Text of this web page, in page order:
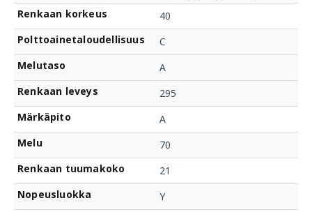
Renkaan korkeus
40
Polttoainetaloudellisuus
C
Melutaso
A
Renkaan leveys
295
Märkäpito
A
Melu
70
Renkaan tuumakoko
21
Nopeusluokka
Y